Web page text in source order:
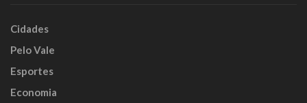
Cidades
Pelo Vale
Esportes
Economia